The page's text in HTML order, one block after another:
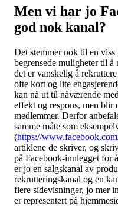
Men vi har jo
god nok kanal?
Det stemmer nok til en
begrensede muligheter til å
det er vanskelig å
ofte kort og lite
kan nå ut til nåværende
effekt og respons, men blir
medlemmer. Derfor
samme måte som
(https://
artiklene de skriver, og
på Facebook-innlegget for
er jo en salgskanal av
rekrutteringskanal og en
flere sidevisninger, jo mer
er representert på